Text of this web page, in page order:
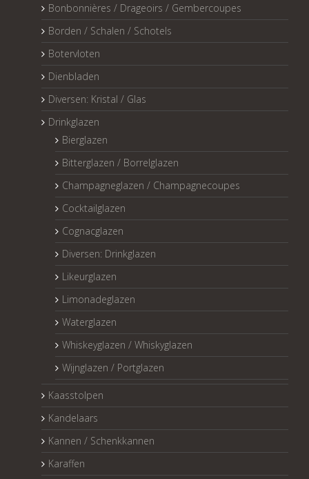
Bonbonnières / Drageoirs / Gembercoupes
Borden / Schalen / Schotels
Botervloten
Dienbladen
Diversen: Kristal / Glas
Drinkglazen
Bierglazen
Bitterglazen / Borrelglazen
Champagneglazen / Champagnecoupes
Cocktailglazen
Cognacglazen
Diversen: Drinkglazen
Likeurglazen
Limonadeglazen
Waterglazen
Whiskeyglazen / Whiskyglazen
Wijnglazen / Portglazen
Kaasstolpen
Kandelaars
Kannen / Schenkkannen
Karaffen